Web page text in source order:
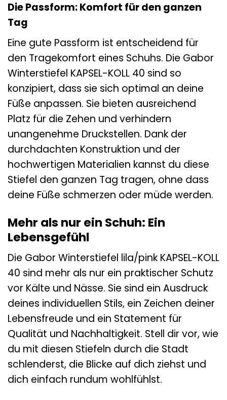
Die Passform: Komfort für den ganzen
Tag
Eine gute Passform ist entscheidend für
den Tragekomfort eines Schuhs. Die Gabor
Winterstiefel KAPSEL-KOLL 40 sind so
konzipiert, dass sie sich optimal an deine
Füße anpassen. Sie bieten ausreichend
Platz für die Zehen und verhindern
unangenehme Druckstellen. Dank der
durchdachten Konstruktion und der
hochwertigen Materialien kannst du diese
Stiefel den ganzen Tag tragen, ohne dass
deine Füße schmerzen oder müde werden.
Mehr als nur ein Schuh: Ein
Lebensgefühl
Die Gabor Winterstiefel lila/pink KAPSEL-KOLL
40 sind mehr als nur ein praktischer Schutz
vor Kälte und Nässe. Sie sind ein Ausdruck
deines individuellen Stils, ein Zeichen deiner
Lebensfreude und ein Statement für
Qualität und Nachhaltigkeit. Stell dir vor, wie
du mit diesen Stiefeln durch die Stadt
schlenderst, die Blicke auf dich ziehst und
dich einfach rundum wohlfühlst.